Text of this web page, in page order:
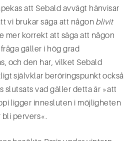
att Sebald avvägt hänvisar
vi brukar säga att någon blivit
mer korrekt att säga att någon
gäller i hög grad
och den har, vilket Se­bald
självklar beröringspunkt också
slutsats vad gäller detta är »att
ligger innesluten i möjligheten
pervers«.